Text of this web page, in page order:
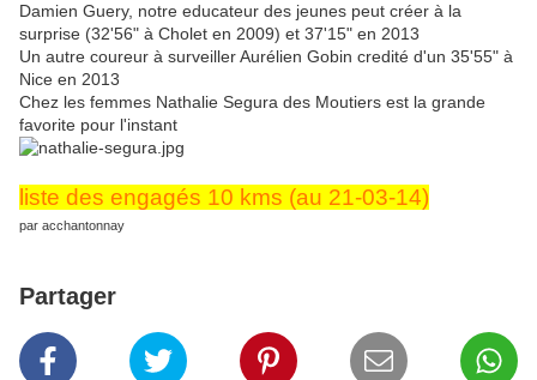
Damien Guery, notre educateur des jeunes peut créer à la
surprise (32'56" à Cholet en 2009) et 37'15" en 2013
Un autre coureur à surveiller Aurélien Gobin credité d'un 35'55" à
Nice en 2013
Chez les femmes Nathalie Segura des Moutiers est la grande
favorite pour l'instant
liste des engagés 10 kms (au 21-03-14)
par acchantonnay
Partager